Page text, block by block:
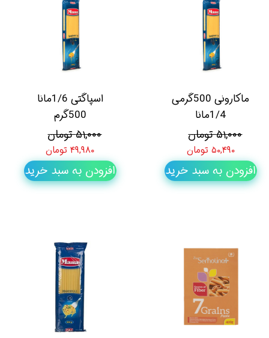
ماکارونی 500گرمی
1/4مانا
۵۱,۰۰۰ تومان
۵۰,۴۹۰ تومان
افزودن به سبد خرید
اسپاگتی 1/6مانا
500گرم
۵۱,۰۰۰ تومان
۴۹,۹۸۰ تومان
افزودن به سبد خرید